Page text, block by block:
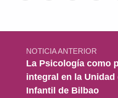
Navegación de entradas
NOTICIA ANTERIOR
La Psicología como
integral en la
Infantil de Bilbao